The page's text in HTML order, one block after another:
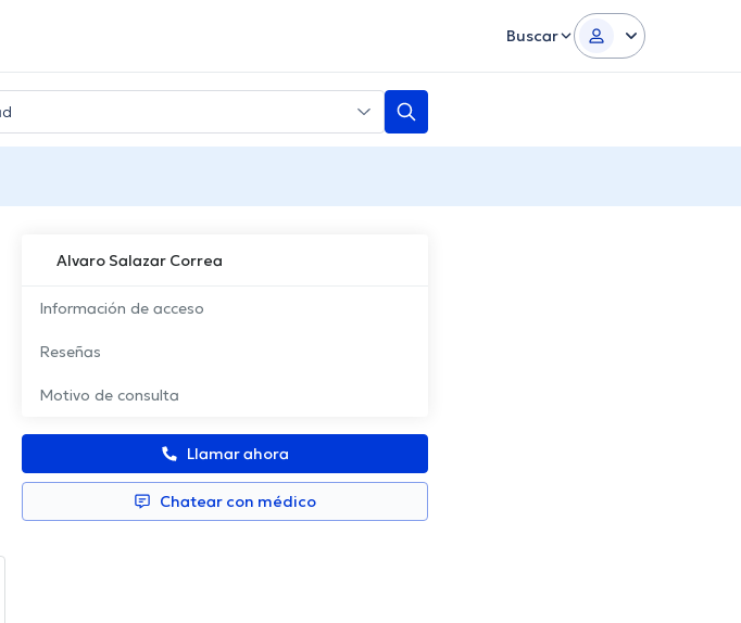
Buscar
Alvaro Salazar Correa
Información de acceso
Reseñas
Motivo de consulta
Llamar ahora
Chatear con médico